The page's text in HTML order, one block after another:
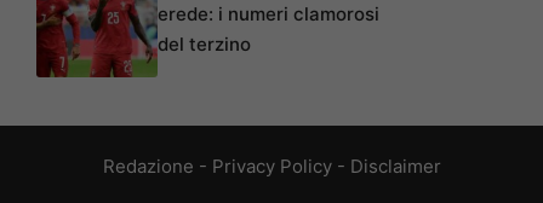
erede: i numeri clamorosi
del terzino
Redazione - Privacy Policy- Disclaimer